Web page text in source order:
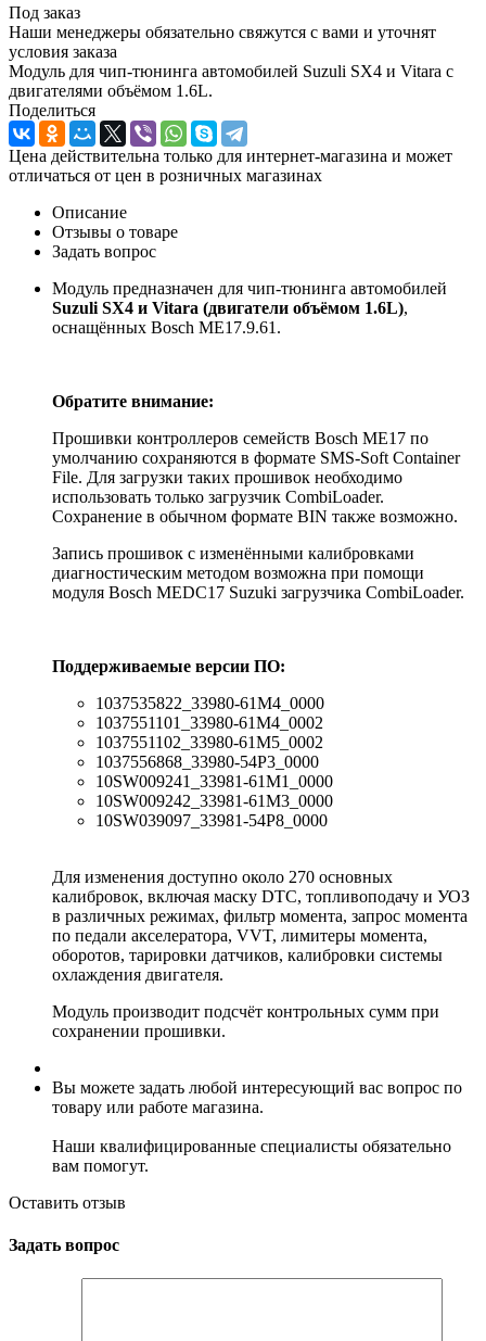
Под заказ
Наши менеджеры обязательно свяжутся с вами и уточнят
условия заказа
Модуль для чип-тюнинга автомобилей Suzuli SX4 и Vitara с
двигателями объёмом 1.6L.
Поделиться
Цена действительна только для интернет-магазина и может
отличаться от цен в розничных магазинах
Описание
Отзывы о товаре
Задать вопрос
Модуль предназначен для чип-тюнинга автомобилей
Suzuli SX4 и Vitara (двигатели объёмом 1.6L),
оснащённых Bosch ME17.9.61.
Обратите внимание:
Прошивки контроллеров семейств Bosch МE17 по
умолчанию сохраняются в формате SMS-Soft Container
File. Для загрузки таких прошивок необходимо
использовать только загрузчик CombiLoader.
Сохранение в обычном формате BIN также возможно.
Запись прошивок с изменёнными калибровками
диагностическим методом возможна при помощи
модуля Bosch MEDC17 Suzuki загрузчика CombiLoader.
Поддерживаемые версии ПО:
1037535822_33980-61M4_0000
1037551101_33980-61M4_0002
1037551102_33980-61M5_0002
1037556868_33980-54P3_0000
10SW009241_33981-61M1_0000
10SW009242_33981-61M3_0000
10SW039097_33981-54P8_0000
Для изменения доступно около 270 основных
калибровок, включая маску DTC, топливоподачу и УОЗ
в различных режимах, фильтр момента, запрос момента
по педали акселератора, VVT, лимитеры момента,
оборотов, тарировки датчиков, калибровки системы
охлаждения двигателя.
Модуль производит подсчёт контрольных сумм при
сохранении прошивки.
Вы можете задать любой интересующий вас вопрос по
товару или работе магазина.
Наши квалифицированные специалисты обязательно
вам помогут.
Оставить отзыв
Задать вопрос